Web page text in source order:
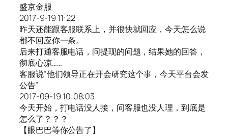
盛京金服
2017-9-19 11:22
昨天还能跟客服联系上，并很快就回应，今天怎么说
都不回应你一条。
后来打通客服电话，问提现的问题，结果她的回答，
彻底心凉……
客服说“他们领导正在开会研究这个事，今天平台会发
公告”
2017-09-19 10:08:03
今天开始，打电话没人接，问客服也没人理，到底是
怎么了？？？
【眼巴巴等你公告了】